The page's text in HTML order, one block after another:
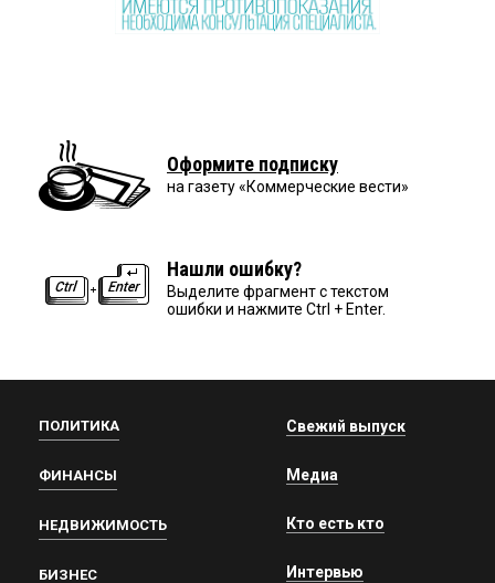
Оформите подписку
на газету «Коммерческие вести»
Нашли ошибку?
Выделите фрагмент с текстом
ошибки и нажмите Ctrl + Enter.
ПОЛИТИКА
ФИНАНСЫ
НЕДВИЖИМОСТЬ
БИЗНЕС
Свежий выпуск
Медиа
Кто есть кто
Интервью